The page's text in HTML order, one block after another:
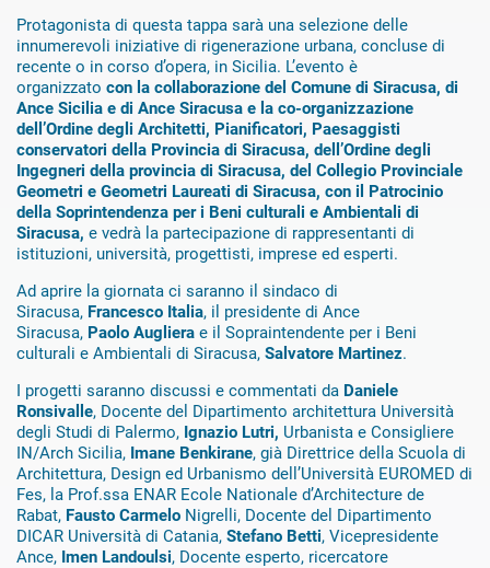
Protagonista di questa tappa sarà una selezione delle
innumerevoli iniziative di rigenerazione urbana, concluse di
recente o in corso d’opera, in Sicilia. L’evento è
organizzato con la collaborazione del Comune di Siracusa, di
Ance Sicilia e di Ance Siracusa e la co-organizzazione
dell’Ordine degli Architetti, Pianificatori, Paesaggisti
conservatori della Provincia di Siracusa, dell’Ordine degli
Ingegneri della provincia di Siracusa, del Collegio Provinciale
Geometri e Geometri Laureati di Siracusa, con il Patrocinio
della Soprintendenza per i Beni culturali e Ambientali di
Siracusa, e vedrà la partecipazione di rappresentanti di
istituzioni, università, progettisti, imprese ed esperti.
Ad aprire la giornata ci saranno il sindaco di
Siracusa, Francesco Italia, il presidente di Ance
Siracusa, Paolo Augliera e il Sopraintendente per i Beni
culturali e Ambientali di Siracusa, Salvatore Martinez.
I progetti saranno discussi e commentati da Daniele
Ronsivalle, Docente del Dipartimento architettura Università
degli Studi di Palermo, Ignazio Lutri, Urbanista e Consigliere
IN/Arch Sicilia, Imane Benkirane, già Direttrice della Scuola di
Architettura, Design ed Urbanismo dell’Università EUROMED di
Fes, la Prof.ssa ENAR Ecole Nationale d’Architecture de
Rabat, Fausto Carmelo Nigrelli, Docente del Dipartimento
DICAR Università di Catania, Stefano Betti, Vicepresidente
Ance, Imen Landoulsi, Docente esperto, ricercatore